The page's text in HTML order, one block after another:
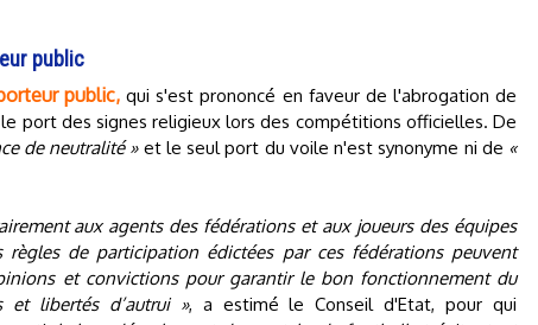
public
public, qui s'est prononcé en faveur de l'abrogation de
port des signes religieux lors des compétitions officielles. De
de neutralité »et le seul port du voile n'est synonyme ni de «
aux agents des fédérations et aux joueurs des équipes
de participation édictées par ces fédérations peuvent
et convictions pour garantir le bon fonctionnement du
libertés d’autrui », a estimé le Conseil d'Etat, pour qui